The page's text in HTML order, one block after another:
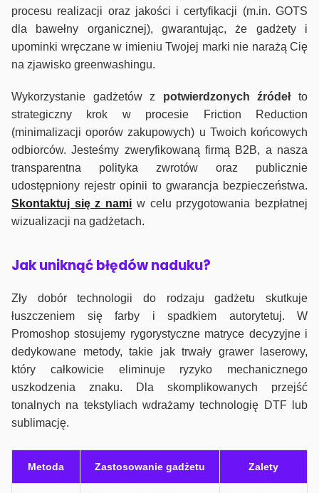
procesu realizacji oraz jakości i certyfikacji (m.in. GOTS
dla bawełny organicznej), gwarantując, że gadżety i
upominki wręczane w imieniu Twojej marki nie narażą Cię
na zjawisko greenwashingu.
Wykorzystanie gadżetów z potwierdzonych źródełto
strategiczny krok w procesie Friction Reduction
(minimalizacji oporów zakupowych) u Twoich końcowych
odbiorców. Jesteśmy zweryfikowaną firmą B2B, a nasza
transparentna polityka zwrotów oraz publicznie
udostępniony rejestr opinii to gwarancja bezpieczeństwa.
Skontaktuj się z nami w celu przygotowania bezpłatnej
wizualizacji na gadżetach.
Jak uniknąć błędów naduku?
Zły dobór technologii do rodzaju gadżetu skutkuje
łuszczeniem się farby i spadkiem autorytetuj. W
Promoshop stosujemy rygorystyczne matryce decyzyjne i
dedykowane metody, takie jak trwały grawer laserowy,
który całkowicie eliminuje ryzyko mechanicznego
uszkodzenia znaku. Dla skomplikowanych przejść
tonalnych na tekstyliach wdrażamy technologię DTF lub
sublimację.
Metoda Zastosowanie gadżetu Zalety